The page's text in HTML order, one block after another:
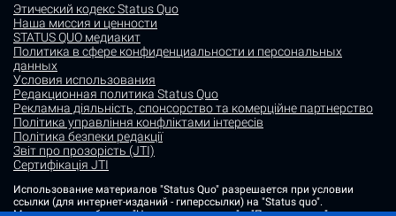
Этический кодекс Status Quo
Наша миссия и ценности
STATUS QUO медиакит
Политика в сфере конфиденциальности и персональных
данных
Условия использования
Редакционная политика Status Quo
Рекламна діяльність, спонсорство та комерційне партнерство
Політика управління конфліктами інтересів
Політика безпеки редакції
Звіт про прозорість (JTI)
Сертифікація JTI
Использование материалов "Status Quo" разрешается при условии
ссылки (для интернет-изданий - гиперссылки) на "Status quo".